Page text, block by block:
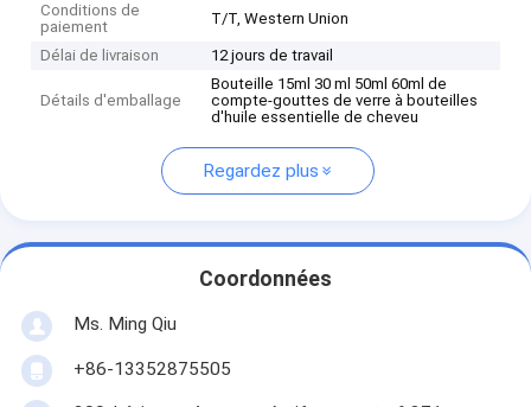
Conditions de
paiement
T/T, Western Union
Délai de livraison 12 jours de travail
Détails d'emballage
Bouteille 15ml 30 ml 50ml 60ml de
compte-gouttes de verre à bouteilles
d'huile essentielle de cheveu
Regardez plus
Coordonnées
Ms. Ming Qiu
+86-13352875505